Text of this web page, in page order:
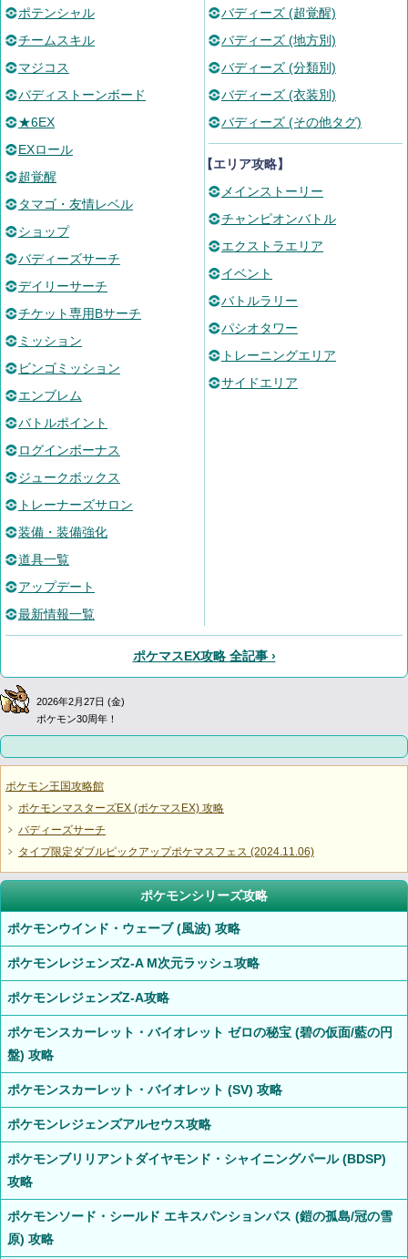
ポテンシャル
チームスキル
マジコス
バディストーンボード
★6EX
EXロール
超覚醒
タマゴ・友情レベル
ショップ
バディーズサーチ
デイリーサーチ
チケット専用Bサーチ
ミッション
ビンゴミッション
エンブレム
バトルポイント
ログインボーナス
ジュークボックス
トレーナーズサロン
装備・装備強化
道具一覧
アップデート
最新情報一覧
バディーズ (超覚醒)
バディーズ (地方別)
バディーズ (分類別)
バディーズ (衣装別)
バディーズ (その他タグ)
【エリア攻略】
メインストーリー
チャンピオンバトル
エクストラエリア
イベント
バトルラリー
パシオタワー
トレーニングエリア
サイドエリア
ポケマスEX攻略 全記事 ›
2026年2月27日 (金)
ポケモン30周年！
ポケモン王国攻略館
ポケモンマスターズEX (ポケマスEX) 攻略
バディーズサーチ
タイプ限定ダブルピックアップポケマスフェス (2024.11.06)
ポケモンシリーズ攻略
ポケモンウインド・ウェーブ (風波) 攻略
ポケモンレジェンズZ-A M次元ラッシュ攻略
ポケモンレジェンズZ-A攻略
ポケモンスカーレット・バイオレット ゼロの秘宝 (碧の仮面/藍の円
盤) 攻略
ポケモンスカーレット・バイオレット (SV) 攻略
ポケモンレジェンズアルセウス攻略
ポケモンブリリアントダイヤモンド・シャイニングパール (BDSP)
攻略
ポケモンソード・シールド エキスパンションパス (鎧の孤島/冠の雪
原) 攻略